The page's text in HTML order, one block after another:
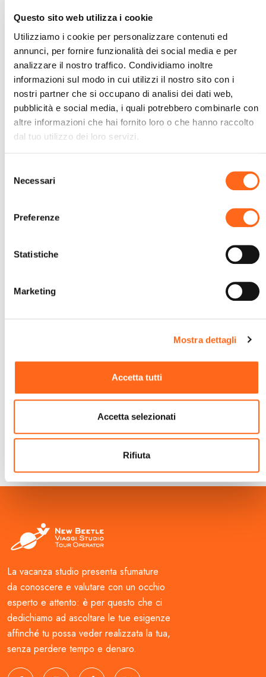
Questo sito web utilizza i cookie
Utilizziamo i cookie per personalizzare contenuti ed
annunci, per fornire funzionalità dei social media e per
analizzare il nostro traffico. Condividiamo inoltre
informazioni sul modo in cui utilizzi il nostro sito con i
nostri partner che si occupano di analisi dei dati web,
pubblicità e social media, i quali potrebbero combinarle con
altre informazioni che hai fornito loro o che hanno raccolto
dal tuo utilizzo dei loro servizi.
delNecessari
Preferenze
Statistiche
Marketing
Mostra dettagli
Accetta tutti
Accetta selezionati
Rifiuta
Richiedi una consulenza
gratuita.
Ti chiamiamo noi
Contatta Un Operatore
La vacanza studio presenta sfumature
da conoscere e valutare con un occhio
esperto e attento: è per questo che ci
dedichiamo ad ascoltare le tue esigenze
affinché tu possa veder realizzata la tua,
senza perdere tempo e denaro.